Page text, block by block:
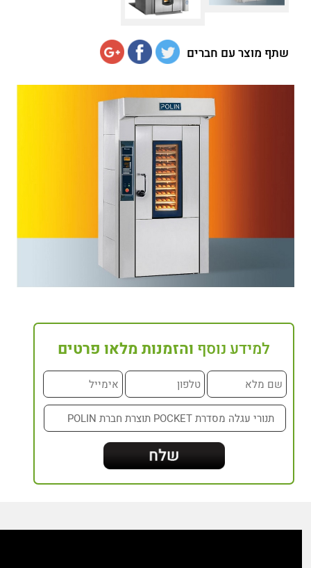
שתף מוצר עם חברים
למידע נוסף והזמנות מלאו פרטים